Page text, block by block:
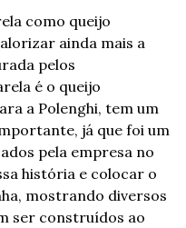
como queijo
ainda mais a
pelos
é o queijo
a Polenghi, tem um
já que foi um
pela empresa no
história e colocar o
mostrando diversos
ser construídos ao